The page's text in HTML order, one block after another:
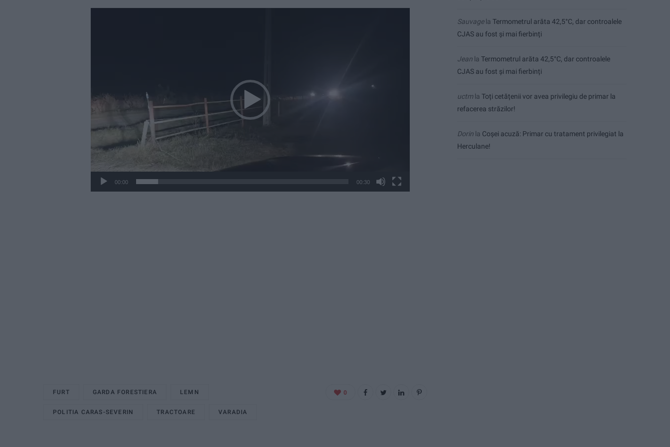
00:00 00:30
FURT GARDA FORESTIERA LEMN
POLITIA CARAS-SEVERIN TRACTOARE VARADIA
0
Sauvagela Termometrul arăta 42,5°C, dar controalele
CJAS au fost și mai fierbinți
Jean la Termometrul arăta 42,5°C, dar controalele
CJAS au fost și mai fierbinți
uctmla Toți cetățenii vor avea privilegiu de primar la
refacerea străzilor!
Dorin la Coșei acuză: Primar cu tratament privilegiat la
Herculane!